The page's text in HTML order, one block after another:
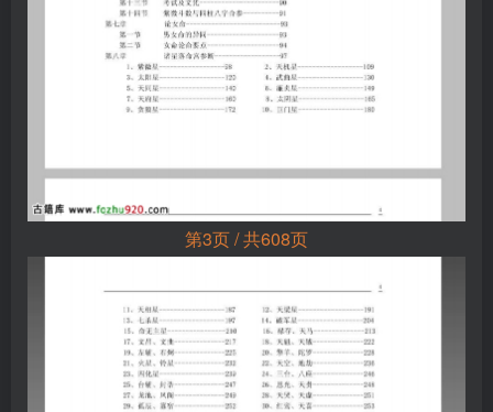
第3页 / 共608页